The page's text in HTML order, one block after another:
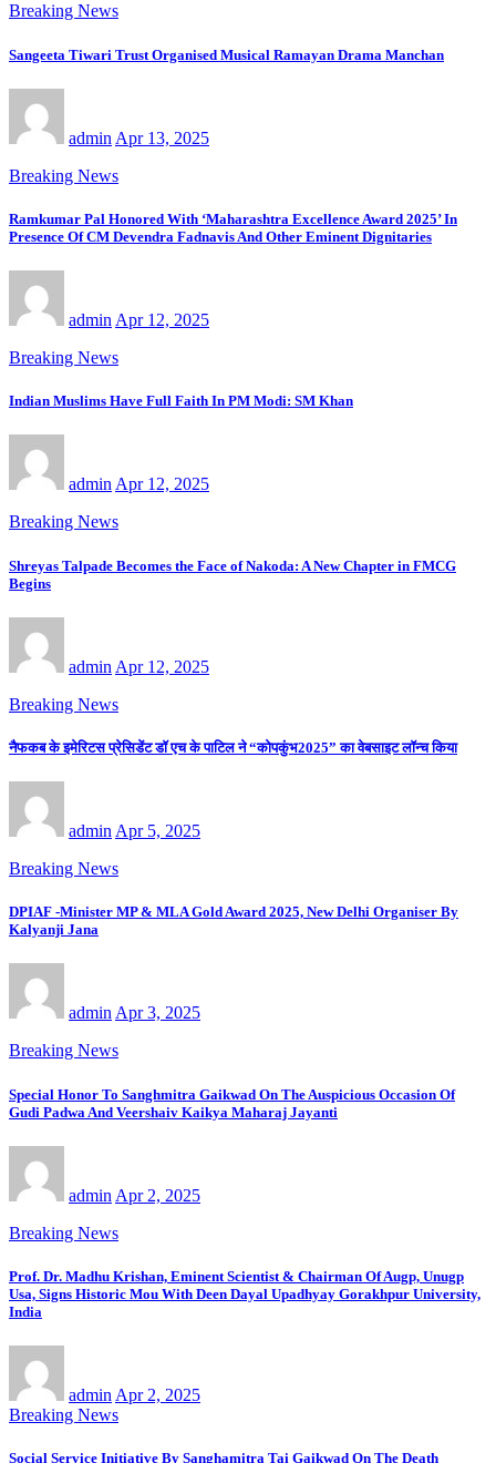
Breaking News
Sangeeta Tiwari Trust Organised Musical Ramayan Drama Manchan
admin Apr 13, 2025
Breaking News
Ramkumar Pal Honored With ‘Maharashtra Excellence Award 2025’ In
Presence Of CM Devendra Fadnavis And Other Eminent Dignitaries
admin Apr 12, 2025
Breaking News
Indian Muslims Have Full Faith In PM Modi: SM Khan
admin Apr 12, 2025
Breaking News
Shreyas Talpade Becomes the Face of Nakoda: A New Chapter in FMCG
Begins
admin Apr 12, 2025
Breaking News
नैफकब के इमेरिटस प्रेसिडेंट डॉ एच के पाटिल ने “कोपकुंभ2025” का वेबसाइट लॉन्च किया
admin Apr 5, 2025
Breaking News
DPIAF -Minister MP & MLA Gold Award 2025, New Delhi Organiser By
Kalyanji Jana
adminApr 3, 2025
Breaking News
Special Honor To Sanghmitra Gaikwad On The Auspicious Occasion Of
Gudi Padwa And Veershaiv Kaikya Maharaj Jayanti
admin Apr 2, 2025
Breaking News
Prof. Dr. Madhu Krishan, Eminent Scientist & Chairman Of Augp, Unugp
Usa, Signs Historic Mou With Deen Dayal Upadhyay Gorakhpur University,
India
admin Apr 2, 2025
Breaking News
Social Service Initiative By Sanghamitra Tai Gaikwad On The Death